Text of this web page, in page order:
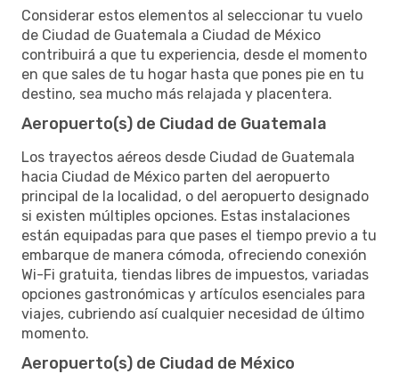
Considerar estos elementos al seleccionar tu vuelo
de Ciudad de Guatemala a Ciudad de México
contribuirá a que tu experiencia, desde el momento
en que sales de tu hogar hasta que pones pie en tu
destino, sea mucho más relajada y placentera.
Aeropuerto(s) de Ciudad de Guatemala
Los trayectos aéreos desde Ciudad de Guatemala
hacia Ciudad de México parten del aeropuerto
principal de la localidad, o del aeropuerto designado
si existen múltiples opciones. Estas instalaciones
están equipadas para que pases el tiempo previo a tu
embarque de manera cómoda, ofreciendo conexión
Wi-Fi gratuita, tiendas libres de impuestos, variadas
opciones gastronómicas y artículos esenciales para
viajes, cubriendo así cualquier necesidad de último
momento.
Aeropuerto(s) de Ciudad de México